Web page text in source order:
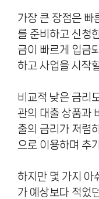
가장 큰 장점은 빠
를 준비하고 신청
금이 빠르게 입금
하고 사업을 시작
비교적 낮은 금리
관의 대출 상품과
출의 금리가 저렴
으로 이용하며 추
하지만 몇 가지 아
가 예상보다 적었